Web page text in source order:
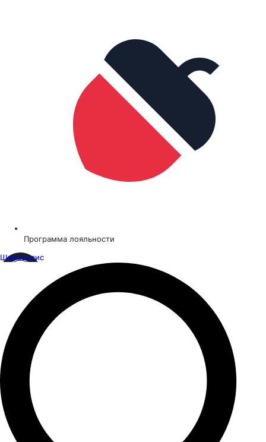
Программа лояльности
Шинсервис